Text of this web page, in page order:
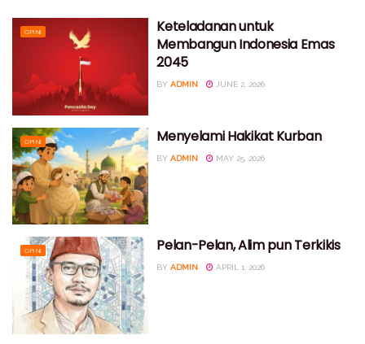
OPINI
Keteladanan untuk
Membangun Indonesia Emas
2045
BY ADMIN JUNE 2, 2026
OPINI Menyelami Hakikat Kurban
BY ADMIN MAY 25, 2026
OPINI Pelan-Pelan, Alim pun Terkikis
BY ADMIN APRIL 1, 2026